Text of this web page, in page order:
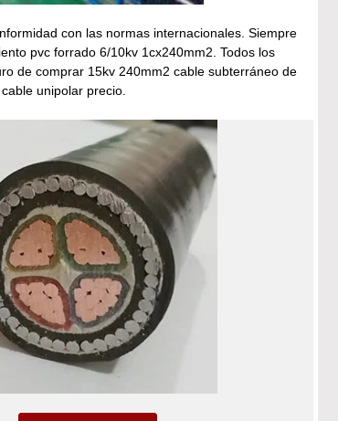
con las normas internacionales. Siempre
pvc forrado 6/10kv 1cx240mm2. Todos los
de comprar 15kv 240mm2 cable subterráneo de
unipolar precio.